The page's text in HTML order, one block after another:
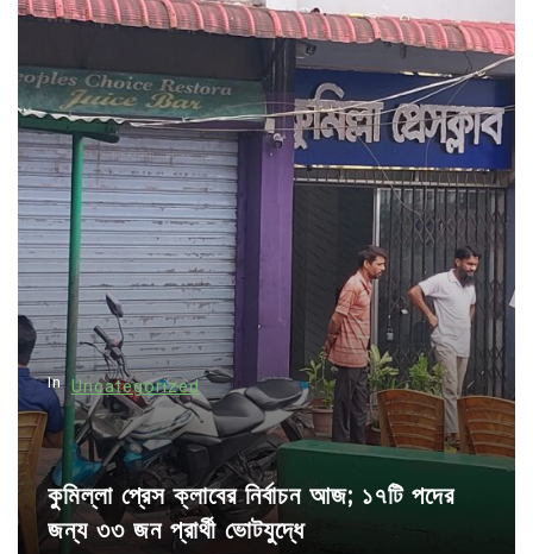
a
v
i
g
a
t
i
o
n
In Uncategorized
কুমিল্লা প্রেস ক্লাবের নির্বাচন আজ; ১৭টি পদের
জন্য ৩৩ জন প্রার্থী ভোটযুদ্ধে